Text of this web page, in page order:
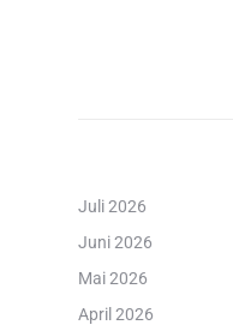
Juli 2026
Juni 2026
Mai 2026
April 2026